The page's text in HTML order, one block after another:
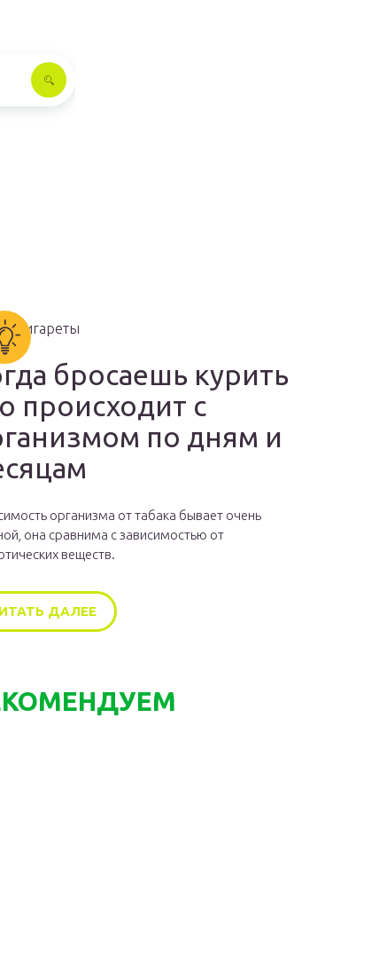
бросаешь курить
происходит с
по дням и
организма от табака бывает очень
она сравнима с зависимостью от
веществ.
ДАЛЕЕ